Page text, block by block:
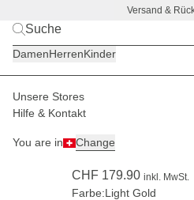
Versand &
DamenHerrenKinder
Unsere Stores
Hilfe & Kontakt
You are in Change
Damen Uhren
CHF 179.90 inkl. MwSt.
Farbe:Light Gold